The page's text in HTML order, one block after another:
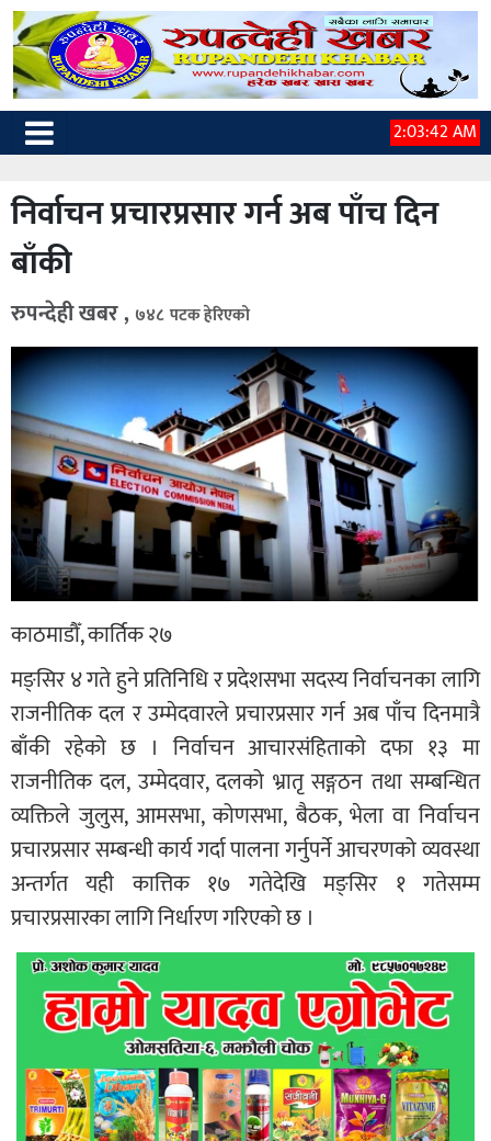
2:03:43 AM
निर्वाचन प्रचारप्रसार गर्न अब पाँच दिन
बाँकी
रुपन्देही खबर , ७४८ पटक हेरिएको
काठमाडौँ, कार्तिक २७
मङ्सिर ४ गते हुने प्रतिनिधि र प्रदेशसभा सदस्य निर्वाचनका लागि
राजनीतिक दल र उम्मेदवारले प्रचारप्रसार गर्न अब पाँच दिनमात्रै
बाँकी रहेको छ । निर्वाचन आचारसंहिताको दफा १३ मा
राजनीतिक दल, उम्मेदवार, दलको भ्रातृ सङ्गठन तथा सम्बन्धित
व्यक्तिले जुलुस, आमसभा, कोणसभा, बैठक, भेला वा निर्वाचन
प्रचारप्रसार सम्बन्धी कार्य गर्दा पालना गर्नुपर्ने आचरणको व्यवस्था
अन्तर्गत यही कात्तिक १७ गतेदेखि मङ्सिर १ गतेसम्म
प्रचारप्रसारका लागि निर्धारण गरिएको छ ।